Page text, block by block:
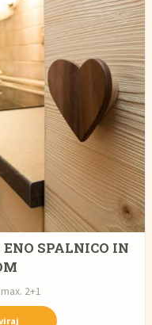
SPALNICO IN
2+1